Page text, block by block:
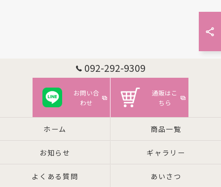
092-292-9309
お問い合
わせ
通販はこ
ちら
ホーム 商品一覧
お知らせ ギャラリー
よくある質問 あいさつ